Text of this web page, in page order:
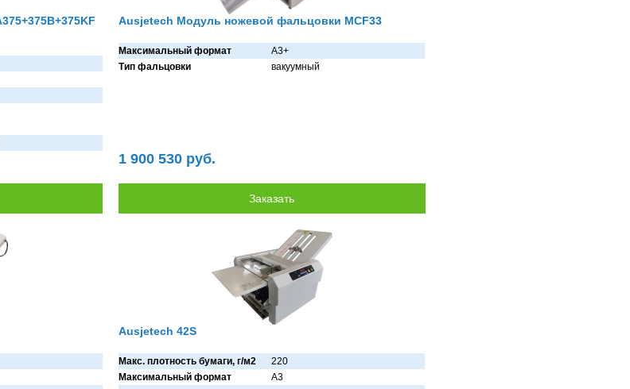
Ausjetech Модуль ножевой фальцовки MCF33
Максимальный формат
A3+
Тип фальцовки
вaкуумный
1 900 530 руб.
Ausjetech 42S
Макс. плотность бумаги, г/м2
220
Максимальный формат
A3